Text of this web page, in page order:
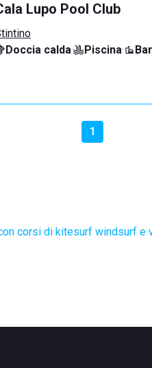
Lupo Pool Club
Doccia calda· Piscina· Bar
1
corsi di kitesurf windsurf e